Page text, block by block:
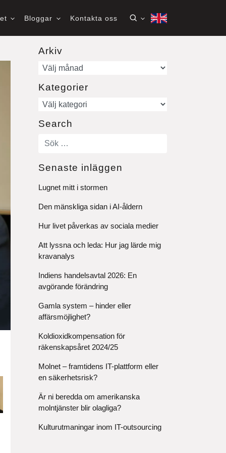
Bloggar Kontakta oss
Arkiv
Arkiv
Kategorier
Kategorier
Search
Senaste inläggen
Lugnet mitt i stormen
Den mänskliga sidan i AI-åldern
Hur livet påverkas av sociala medier
Att lyssna och leda: Hur jag lärde mig
kravanalys
Indiens handelsavtal 2026: En
avgörande förändring
Gamla system – hinder eller
affärsmöjlighet?
Koldioxidkompensation för
räkenskapsåret 2024/25
Molnet – framtidens IT-plattform eller
en säkerhetsrisk?
Är ni beredda om amerikanska
molntjänster blir olagliga?
Kulturutmaningar inom IT-outsourcing